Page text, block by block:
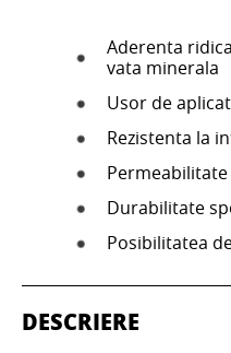
Aderenta
vata minerala
Usor de aplicat
Rezistenta la
Durabilitate
Posibilitatea
DESCRIERE